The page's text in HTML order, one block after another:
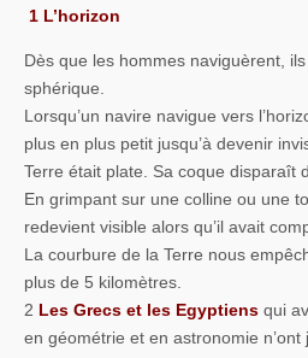
1 L’horizon
Dès que les hommes naviguèrent,
sphérique.
Lorsqu’un navire navigue vers
plus en plus petit jusqu’à devenir
Terre était plate. Sa coque disparaît
En grimpant sur une colline ou une
redevient visible alors qu’il avait
La courbure de la Terre nous
plus de 5 kilomètres.
2 Les Grecs et les Egyptiens qui
en géométrie et en astronomie